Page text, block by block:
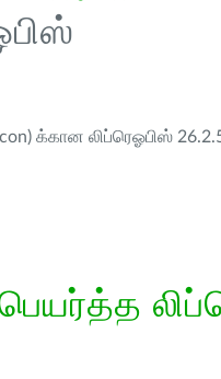
க்கான லிப்ரெஓபிஸ்